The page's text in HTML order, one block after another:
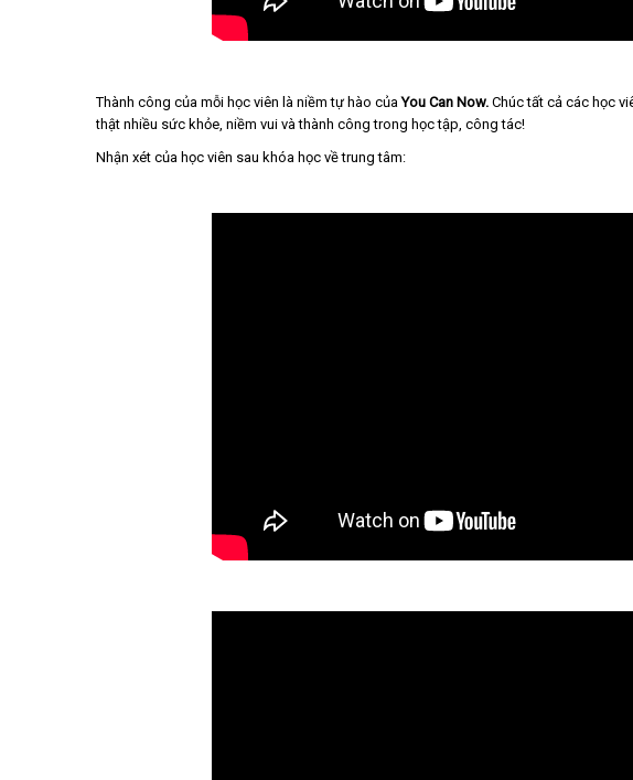
Thành công của mỗi học viên là niềm tự hào củaYou Can Now. Chúc tất cả các học
thật nhiều sức khỏe, niềm vui và thành công trong học tập, công tác!
Nhận xét của học viên sau khóa học về trung tâm: